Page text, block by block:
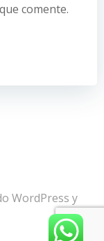
comente.
WordPress y